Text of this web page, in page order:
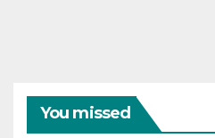
You missed